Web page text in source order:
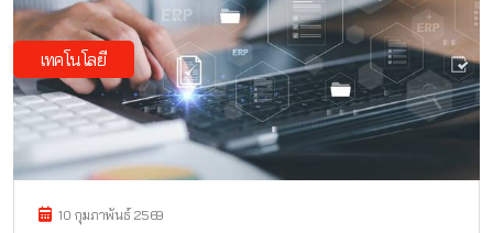
เทคโนโลยี
10 กุมภาพันธ์ 2569